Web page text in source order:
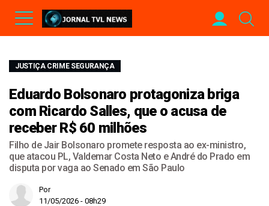
JUSTIÇA CRIME SEGURANÇA
Eduardo Bolsonaro protagoniza briga
com Ricardo Salles, que o acusa de
receber R$ 60 milhões
Filho de Jair Bolsonaro promete resposta ao ex-ministro,
que atacou PL, Valdemar Costa Neto e André do Prado em
disputa por vaga ao Senado em São Paulo
Por
11/05/2026 - 08h29